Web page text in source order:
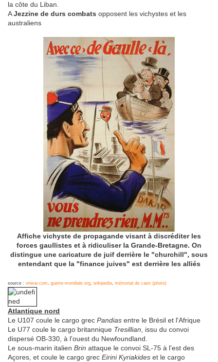
la côte du Liban.
AJezzine de durs combats opposent les vichystes et les
australiens
Affiche vichyste de propagande visant à discréditer les
forces gaullistes et à ridiculiser la Grande-Bretagne. On
distingue une caricature de juif derrière le "churchill", sous
entendant que la "finance juives" est derrière les alliés
source : onwar.com, guerre-mondiale.org, wikipedia, mémorial de caen (photo)
Atlantique nord
Le U107 coule le cargo grec Pandias entre le Brésil et l'Afrique
Le U77 coule le cargo britannique Tresillian , issu du convoi
dispersé OB-330, à l'ouest du Newfoundland.
Le sous-marin italien Brin attaque le convoi SL-75 à l'est des
Açores, et coule le cargo grec Eirini Kyriakides et le cargo